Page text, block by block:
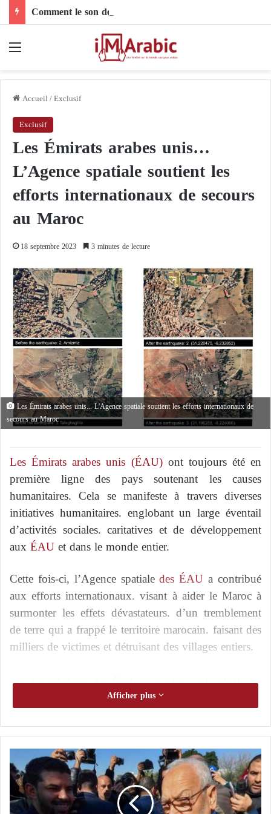
Accueil/Exclusif
Exclusif
Les Émirats arabes unis…
L’Agence spatiale soutient les
efforts internationaux de secours
au Maroc
18 septembre 2023 3 minutes de lecture
Les Émirats arabes unis... L'Agence spatiale soutient les efforts internationaux de
secours au Maroc
Les Émirats arabes unis (ÉAU)ont toujours été en
première ligne des pays soutenant les causes
humanitaires. Cela se manifeste à travers diverses
initiatives humanitaires. englobant un large éventail
d’activités sociales. caritatives et de développement
auxÉAUet dans le monde entier.
Cette fois-ci, l’Agence spatialedes ÉAU a contribué
aux efforts internationaux. visant à aider le Maroc à
surmonter les effets dévastateurs. d’un tremblement
de terre qui a frappé le territoire marocain. faisant des
milliers de victimes et détruisant des villages entiers.
Le ministre des Émirats arabes unis révèle les
motivations de son pays pour investir 10
milliards de dollars en Israël.
Animée par la conviction de l’importance de la
coopération internationale et de la collaboration
humanitaire. dans la gestion des catastrophes
naturelles. l’équipe du projet « Plateforme d’analyse
Afficher plus
p
r
è
s